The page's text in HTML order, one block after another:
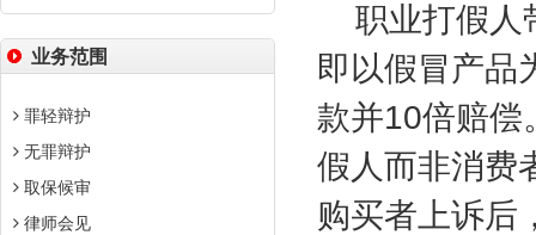
业务范围
罪轻辩护
无罪辩护
取保候审
律师会见
职业打假人
即以假冒产品
款并10倍赔偿
假人而非消费
购买者上诉后